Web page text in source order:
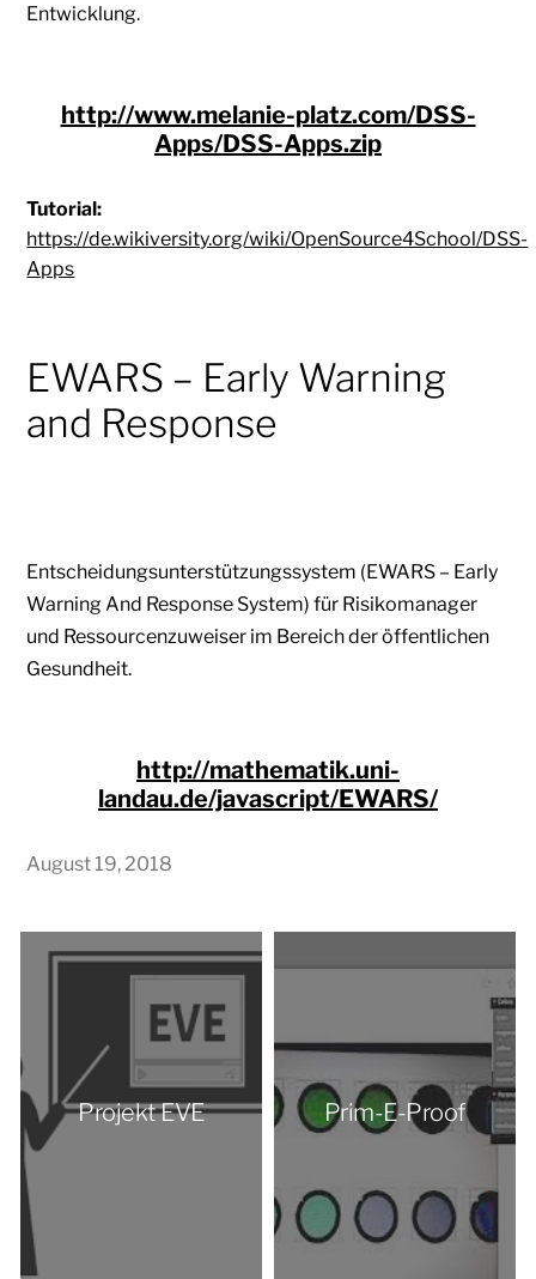
Entwicklung.
http://www.melanie-platz.com/DSS-
Apps/DSS-Apps.zip
Tutorial:
https://de.wikiversity.org/wiki/OpenSource4School/DSS-
Apps
EWARS – Early Warning
and Response
Entscheidungsunterstützungssystem (EWARS – Early
Warning And Response System) für Risikomanager
und Ressourcenzuweiser im Bereich der öffentlichen
Gesundheit.
http://mathematik.uni-
landau.de/javascript/EWARS/
August 19, 2018
Projekt EVE Prim-E-Proof